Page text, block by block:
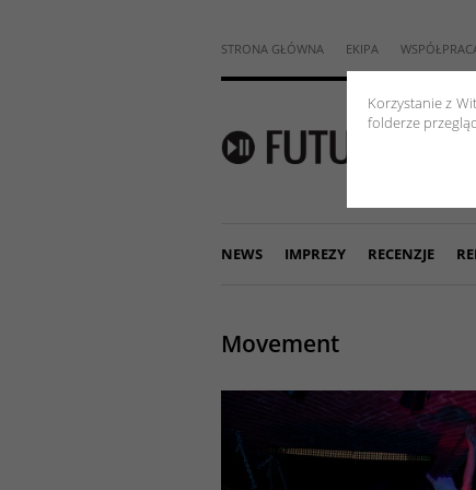
Korzystanie z
folderze
STRONA GŁÓWNA EKIPA
NEWS IMPREZY RECENZJE
Movement